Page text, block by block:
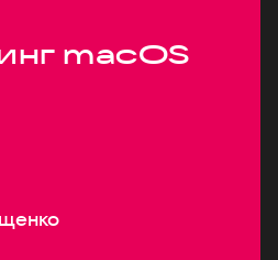
macOS